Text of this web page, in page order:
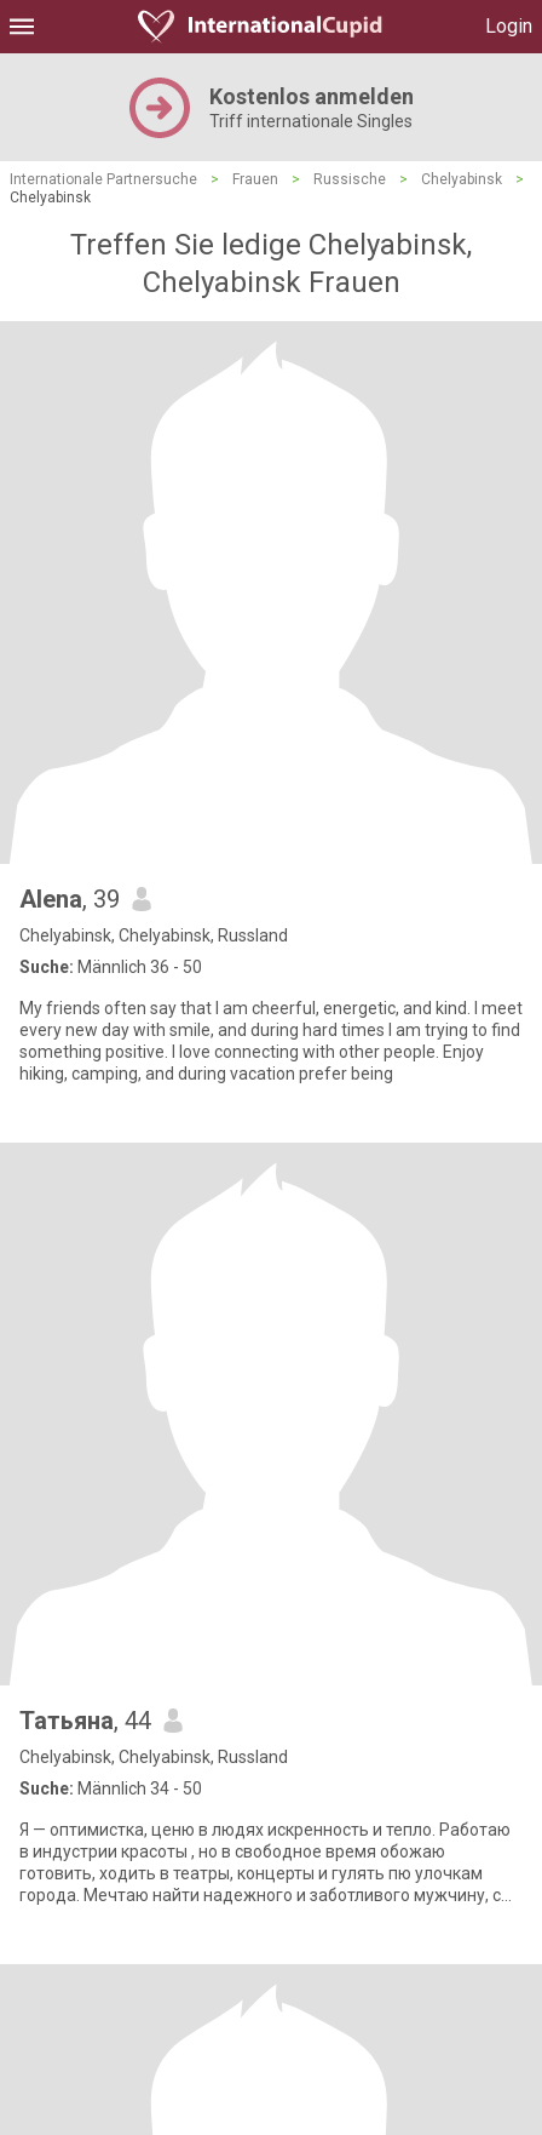
Login
Kostenlos anmelden
Triff internationale Singles
Internationale Partnersuche > Frauen > Russische > Chelyabinsk
>
Chelyabinsk
Treffen Sie ledige Chelyabinsk,
Chelyabinsk Frauen
Alena, 39
Chelyabinsk, Chelyabinsk, Russland
Suche: Männlich 36 - 50
My friends often say that I am cheerful, energetic, and kind. I meet
every new day with smile, and during hard times I am trying to find
something positive. I love connecting with other people. Enjoy
hiking, camping, and during vacation prefer being
Татьяна, 44
Chelyabinsk, Chelyabinsk, Russland
Suche: Männlich 34 - 50
Я — оптимистка, ценю в людях искренность и тепло. Работаю
в индустрии красоты , но в свободное время обожаю
готовить, ходить в театры, концерты и гулять пю улочкам
города. Мечтаю найти надежного и заботливого мужчину, с